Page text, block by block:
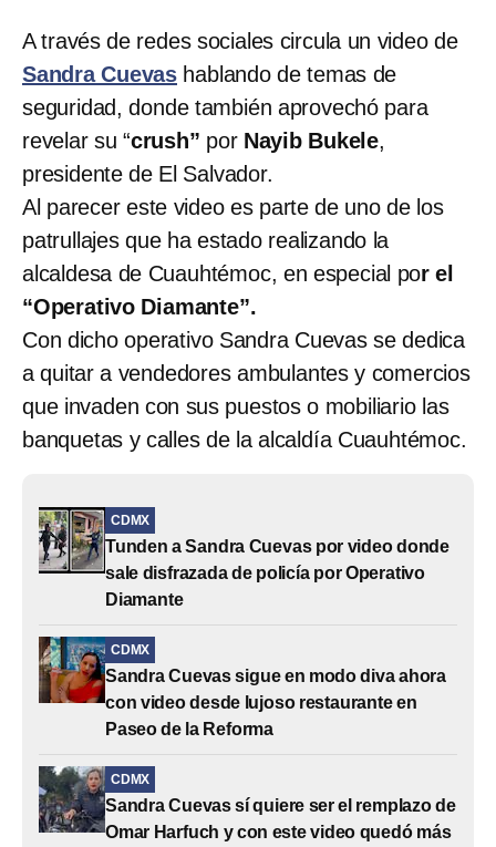
A través de redes sociales circula un video de
Sandra Cuevas hablando de temas de
seguridad, donde también aprovechó para
revelar su “crush” por Nayib Bukele,
presidente de El Salvador.
Al parecer este video es parte de uno de los
patrullajes que ha estado realizando la
alcaldesa de Cuauhtémoc, en especial por el
“Operativo Diamante”.
Con dicho operativo Sandra Cuevas se dedica
a quitar a vendedores ambulantes y comercios
que invaden con sus puestos o mobiliario las
banquetas y calles de la alcaldía Cuauhtémoc.
CDMX
Tunden a Sandra Cuevas por video donde
sale disfrazada de policía por Operativo
Diamante
CDMX
Sandra Cuevas sigue en modo diva ahora
con video desde lujoso restaurante en
Paseo de la Reforma
CDMX
Sandra Cuevas sí quiere ser el remplazo de
Omar Harfuch y con este video quedó más